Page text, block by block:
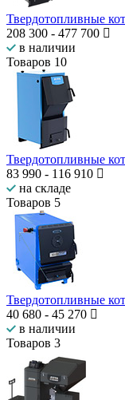
Твердотопливные
208 300 - 477 700
в наличии
Товаров 10
Твердотопливные
83 990 - 116 910
на складе
Товаров 5
Твердотопливные
40 680 - 45 270
в наличии
Товаров 3